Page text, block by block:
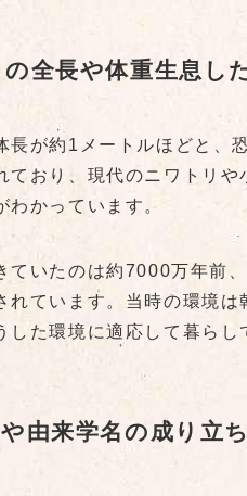
全長や体重生息し
長が約1メートルほどと、
ており、現代のニワトリ
わかっています。
ていたのは約7000万年前
れています。当時の環境
した環境に適応して暮らし
由来学名の成り立ち